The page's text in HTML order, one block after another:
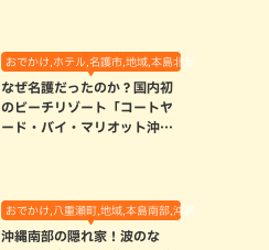
おでかけ,ホテル,名護市,地域,本島北部
なぜ名護だったのか？国内初
のビーチリゾート「コートヤ
ード・バイ・マリオット沖縄
おでかけ,八重瀬町,地域,本島南部,沖縄の海,自然
沖縄南部の隠れ家！波のな